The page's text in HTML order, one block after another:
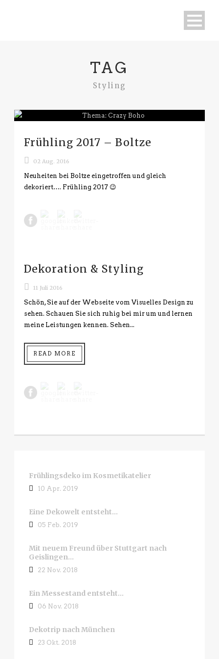
TAG
Styling
Frühling 2017 – Boltze
02 Aug. 2016
Neuheiten bei Boltze eingetroffen und gleich
dekoriert…. Frühling 2017 😉
Dekoration & Styling
11 Juli 2016
Schön, Sie auf der Webseite vom Visuelles Design zu
sehen. Schauen Sie sich ruhig bei mir um und lernen
meine Leistungen kennen. Sehen...
READ MORE
Frühlingsdeko im Kosmetikatelier
10 Apr. 2019
Eine Dekowelt entsteht…
05 Feb. 2019
Mit neuem Freund über Stuttgart nach
Geislingen…
22 Nov. 2018
Ein Messestand entsteht…
06 Nov. 2018
Dekotrip nach München
23 Okt. 2018